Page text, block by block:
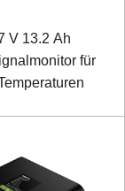
V 13.2 Ah
für